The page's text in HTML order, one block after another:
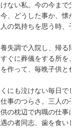
ない私。今の今まで
、どうした事か、懐
の気持ちを思う時、
失調で入院し、帰る
ぐに葬儀をする所を
作って、毎晩子供と
にも泣けない毎日で
事のつらさ。三人の
の枕辺で内職の仕事
の者同志、歯を食い